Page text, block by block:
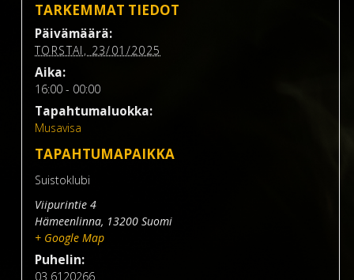
TARKEMMAT TIEDOT
Päivämäärä:
TORSTAI, 23/01/2025
Aika:
16:00 - 00:00
Tapahtumaluokka:
Musavisa
TAPAHTUMAPAIKKA
Suistoklubi
Viipurintie 4
Hämeenlinna, 13200 Suomi
+ Google Map
Puhelin:
03 6120266